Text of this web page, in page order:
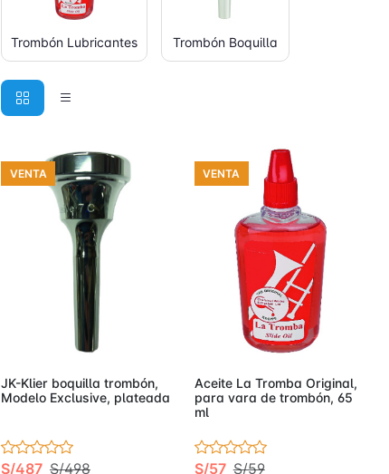
Trombón Lubricantes Trombón Boquilla
VENTA
Añadir al carro
JK-Klier boquilla trombón,
Modelo Exclusive, plateada
S/487 S/498
VENTA
Añadir al carro
Aceite La Tromba Original,
para vara de trombón, 65
ml
S/57 S/59